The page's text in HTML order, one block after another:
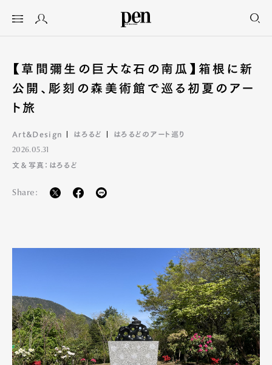
【草間彌生の巨大な石の南瓜】箱根に新
公開、彫刻の森美術館で巡る初夏のアー
ト旅
Art&Design はろるど はろるどのアート巡り
2026.05.31
文＆写真：はろるど
Share: